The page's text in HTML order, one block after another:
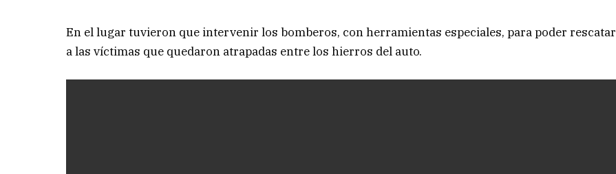
En el lugar tuvieron que intervenir los bomberos, con herramientas especiales, para poder rescatar
a las víctimas que quedaron atrapadas entre los hierros del auto.